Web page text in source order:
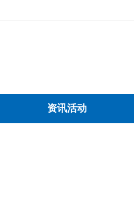
资讯活动